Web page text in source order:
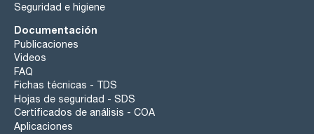
Seguridad e higiene
Documentación
Publicaciones
Videos
FAQ
Fichas técnicas - TDS
Hojas de seguridad - SDS
Certificados de análisis - COA
Aplicaciones